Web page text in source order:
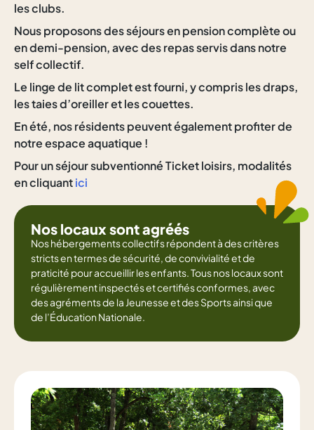
les clubs.
Nous proposons des séjours en pension complète ou
en demi-pension, avec des repas servis dans notre
self collectif.
Le linge de lit complet est fourni, y compris les draps,
les taies d’oreiller et les couettes.
En été, nos résidents peuvent également profiter de
notre espace aquatique !
Pour un séjour subventionné Ticket loisirs, modalités
en cliquantici
Nos locaux sont agréés
Nos hébergements collectifs répondent à des critères
stricts en termes de sécurité, de convivialité et de
praticité pour accueillir les enfants. Tous nos locaux sont
régulièrement inspectés et certifiés conformes, avec
des agréments de la Jeunesse et des Sports ainsi que
de l’Éducation Nationale.